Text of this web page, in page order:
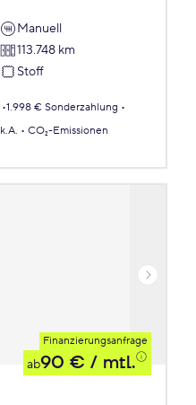
Manuell
113.748 km
Stoff
1.998 € Sonderzahlung
k.A.
CO₂-Emissionen
Finanzierungsanfrage
ab90 € / mtl.